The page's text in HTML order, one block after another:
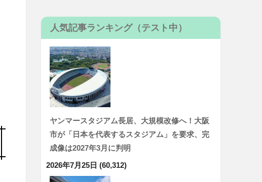
人気記事ランキング（テスト中）
ヤンマースタジアム長居、大規模改修へ！大阪
市が「日本を代表するスタジアム」を要求、完
成像は2027年3月に判明
2026年7月25日 (60,312)